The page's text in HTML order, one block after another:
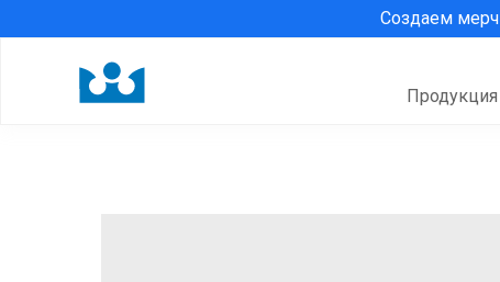
Продукция
Создаем мерч